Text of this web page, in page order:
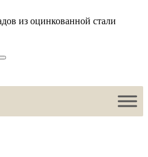
из оцинкованной стали